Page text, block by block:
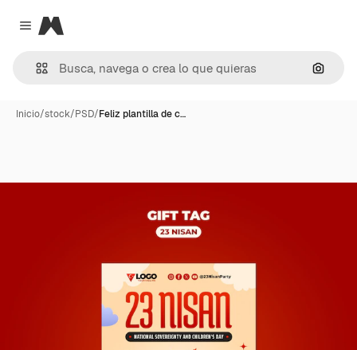
Close menu
Magnific
Inicio/stock/PSD/Feliz plantilla de c…